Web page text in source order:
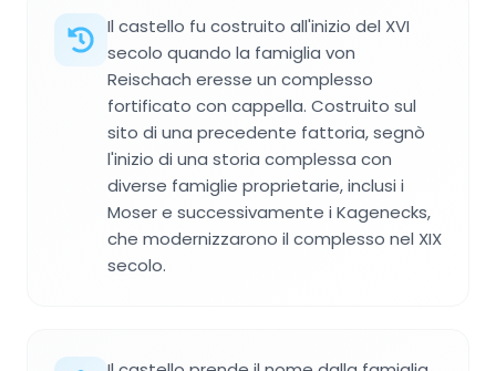
Il castello fu costruito all'inizio del XVI
secolo quando la famiglia von
Reischach eresse un complesso
fortificato con cappella. Costruito sul
sito di una precedente fattoria, segnò
l'inizio di una storia complessa con
diverse famiglie proprietarie, inclusi i
Moser e successivamente i Kagenecks,
che modernizzarono il complesso nel XIX
secolo.